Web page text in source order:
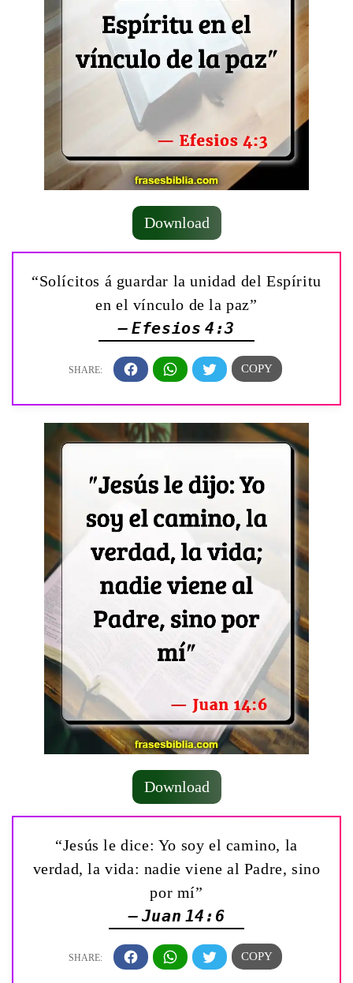
Download
“Solícitos á guardar la unidad del Espíritu
en el vínculo de la paz”
— Efesios 4:3
Download
“Jesús le dice: Yo soy el camino, la
verdad, la vida: nadie viene al Padre, sino
por mí”
— Juan 14:6